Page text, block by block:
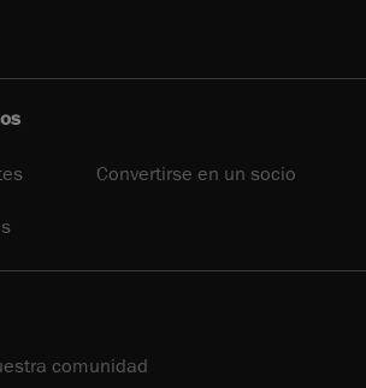
Convertirse en un socio
comunidad